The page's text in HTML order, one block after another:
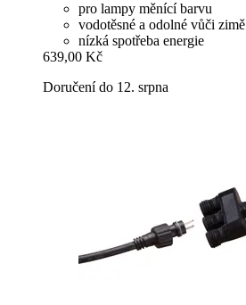
pro lampy měnící barvu
vodotěsné a odolné vůči zimě
nízká spotřeba energie
639,00 Kč
Doručení do 12. srpna